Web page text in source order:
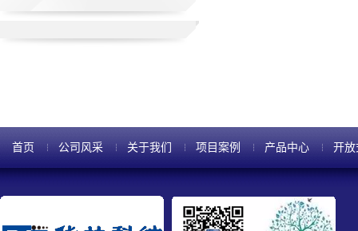
首页 公司风采 关于我们 项目案例 产品中心 开放